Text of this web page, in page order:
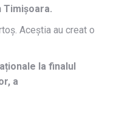
Timişoara.
Aceștia au creat o
la finalul
a